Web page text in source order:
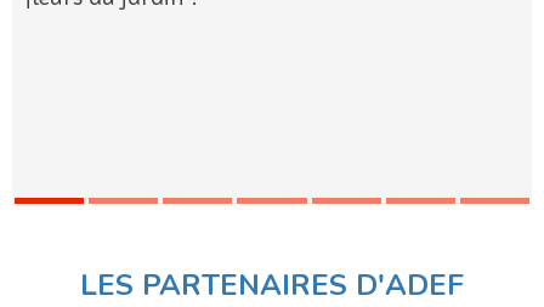
LES PARTENAIRES D'ADEF